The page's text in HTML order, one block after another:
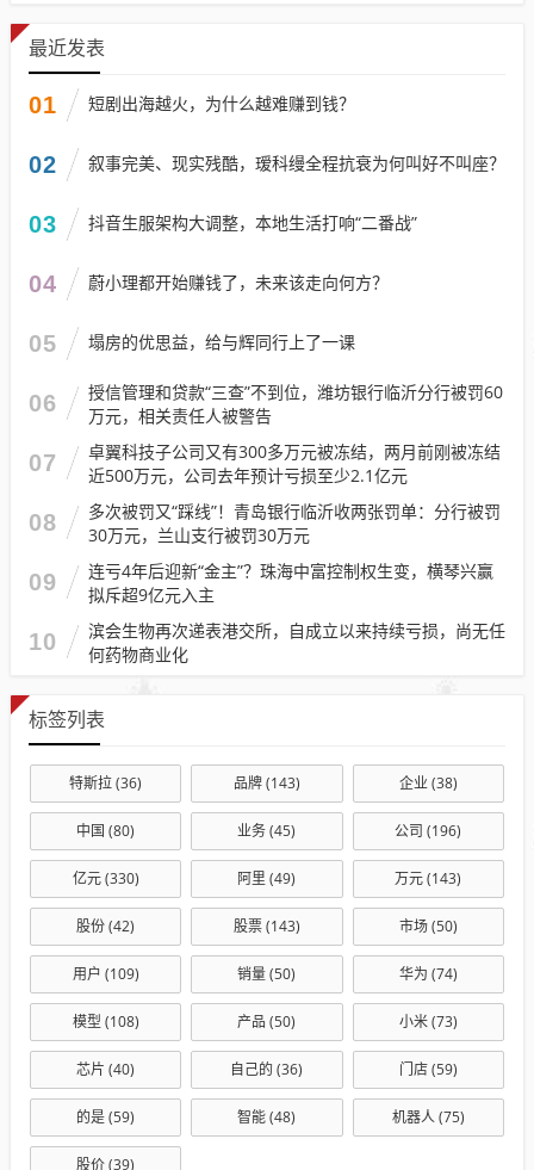
最近发表
01 短剧出海越火，为什么越难赚到钱？
02 叙事完美、现实残酷，瑷科缦全程抗衰为何叫好不叫座？
03 抖音生服架构大调整，本地生活打响“二番战”
04 蔚小理都开始赚钱了，未来该走向何方？
05 塌房的优思益，给与辉同行上了一课
06
授信管理和贷款“三查”不到位，潍坊银行临沂分行被罚60
万元，相关责任人被警告
07
卓翼科技子公司又有300多万元被冻结，两月前刚被冻结
近500万元，公司去年预计亏损至少2.1亿元
08
多次被罚又“踩线”！青岛银行临沂收两张罚单：分行被罚
30万元，兰山支行被罚30万元
09
连亏4年后迎新“金主”？珠海中富控制权生变，横琴兴赢
拟斥超9亿元入主
10
滨会生物再次递表港交所，自成立以来持续亏损，尚无任
何药物商业化
标签列表
特斯拉(36) 品牌(143) 企业(38)
中国 (80) 业务(45) 公司 (196)
亿元(330) 阿里 (49) 万元(143)
股份(42) 股票(143) 市场(50)
用户 (109) 销量(50) 华为 (74)
模型 (108) 产品 (50) 小米(73)
芯片 (40) 自己的 (36) 门店(59)
的是(59) 智能(48) 机器人(75)
股价(39)